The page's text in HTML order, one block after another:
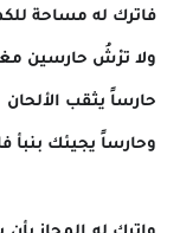
فاترك له مساحة
ولا ترْشُ حارسين
حارساً يثقب الألحان
وحارساً يجيئك